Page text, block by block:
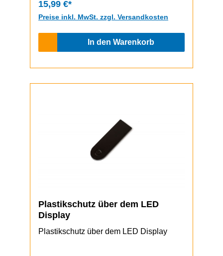
15,99 €*
Preise inkl. MwSt. zzgl. Versandkosten
In den Warenkorb
Plastikschutz über dem LED
Display
Plastikschutz über dem LED Display